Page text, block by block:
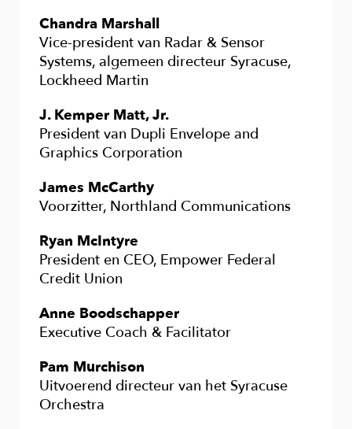
Chandra Marshall
Vice-president van Radar & Sensor
Systems, algemeen directeur Syracuse,
Lockheed Martin
J. Kemper Matt, Jr.
President van Dupli Envelope and
Graphics Corporation
James McCarthy
Voorzitter, Northland Communications
Ryan McIntyre
President en CEO, Empower Federal
Credit Union
Anne Boodschapper
Executive Coach & Facilitator
Pam Murchison
Uitvoerend directeur van het Syracuse
Orchestra